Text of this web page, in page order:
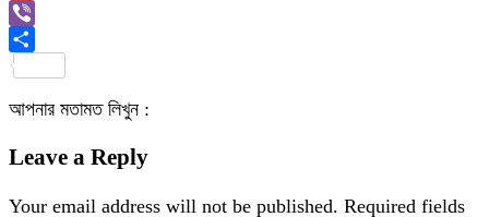
Link
Gmail
Viber
আপনার মতামত লিখুন :
Leave a Reply
Your email address will not be published. Required fields